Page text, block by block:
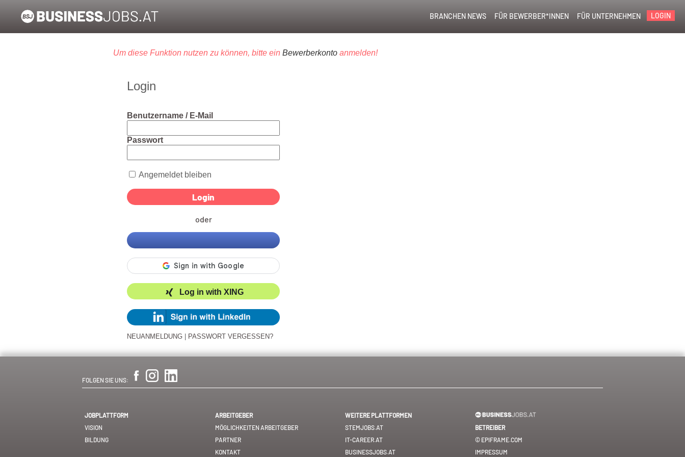
LOGIN
FÜR UNTERNEHMEN
FÜR BEWERBER*INNEN
BRANCHEN NEWS
Um diese Funktion nutzen zu können, bitte ein Bewerberkonto anmelden!
Login
Benutzername / E-Mail
Passwort
Angemeldet bleiben
oder
Log in with XING
NEUANMELDUNG PASSWORT VERGESSEN?
FOLGEN SIE UNS:
JOBPLATTFORM
VISION
BILDUNG
ARBEITGEBER
MÖGLICHKEITEN ARBEITGEBER
PARTNER
KONTAKT
WEITERE PLATTFORMEN
STEMJOBS.AT
IT-CAREER.AT
BUSINESSJOBS.AT
BETREIBER
© EPIFRAME.COM
IMPRESSUM